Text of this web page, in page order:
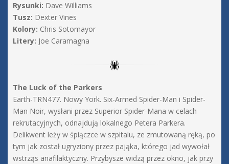
Rysunki: Dave Williams
Tusz: Dexter Vines
Kolory: Chris Sotomayor
Litery: Joe Caramagna
The Luck of the Parkers
Earth-TRN477. Nowy York. Six-Armed Spider-Man i Spider-
Man Noir, wysłani przez Superior Spider-Mana w celach
rekrutacyjnych, odnajdują lokalnego Petera Parkera.
Delikwent leży w śpiączce w szpitalu, ze zmutowaną ręką, po
tym jak został ugryziony przez pająka, którego jad wywołał
wstrząs anafilaktyczny. Przybysze widzą przez okno, jak przy